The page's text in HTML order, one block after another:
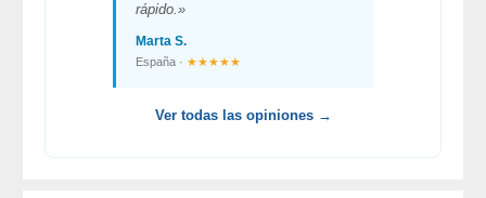
rápido.»
Marta S.
España · ★★★★★
Ver todas las opiniones →